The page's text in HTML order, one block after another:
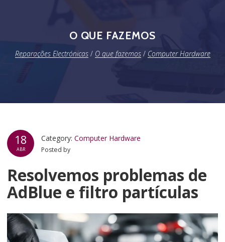
O QUE FAZEMOS
Reparações Electrónicas/ O que fazemos/ Computer Hardware
18
ABR
Category:Computer Hardware
Posted by
Resolvemos problemas de
AdBlue e filtro partículas